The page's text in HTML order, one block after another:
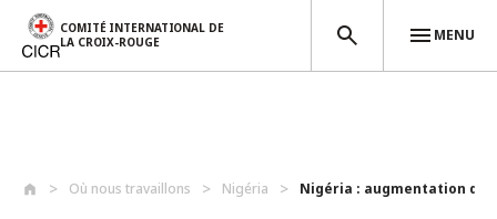
COMITÉ INTERNATIONAL DE
LA CROIX-ROUGE
MENU
Où nous travaillons Nigéria Nigéria : augmentation du